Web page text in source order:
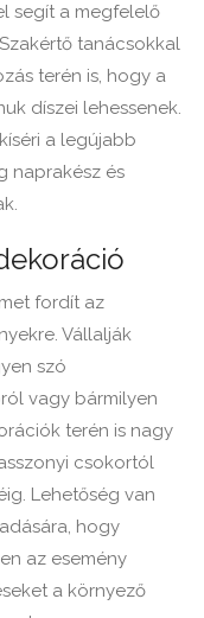
segít a megfelelő
tanácsokkal
terén is, hogy a
díszei lehessenek.
a legújabb
naprakész és
fordít az
Vállalják
szó
vagy bármilyen
terén is nagy
csokortól
Lehetőség van
hogy
az esemény
a környező